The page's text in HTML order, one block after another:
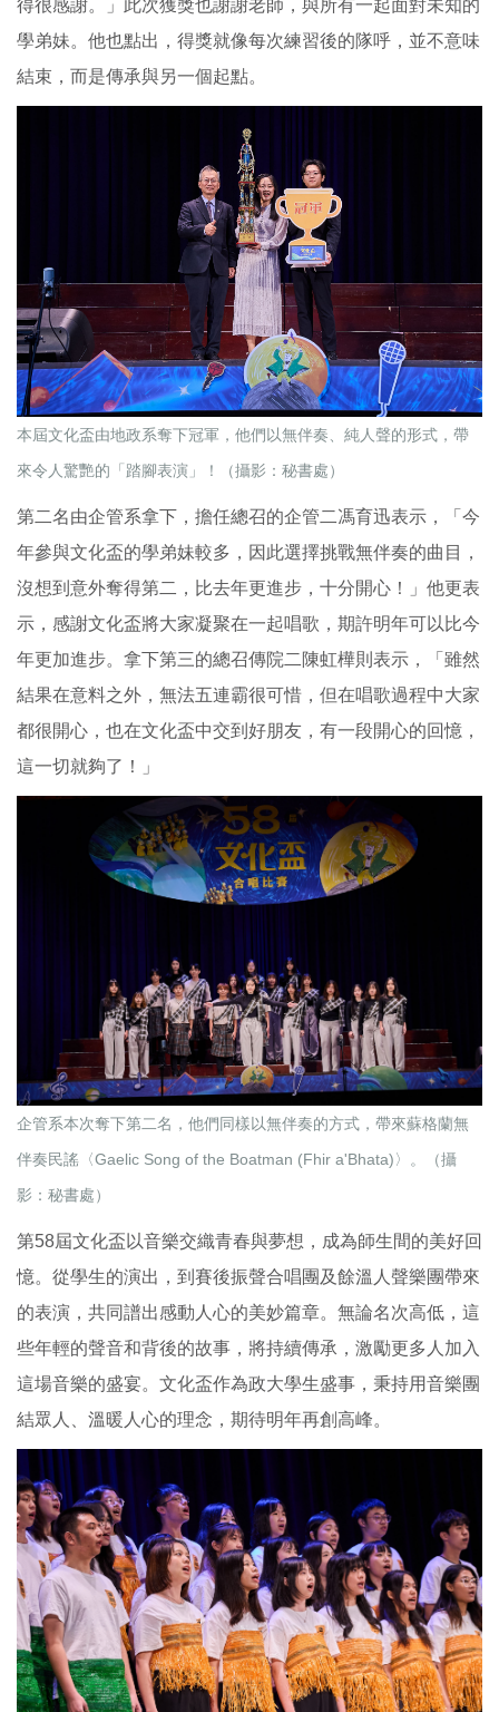
得很感謝。」此次獲獎也謝謝老師，與所有一起面對未知的
學弟妹。他也點出，得獎就像每次練習後的隊呼，並不意味
結束，而是傳承與另一個起點。
本屆文化盃由地政系奪下冠軍，他們以無伴奏、純人聲的形式，帶
來令人驚艷的「踏腳表演」！（攝影：秘書處）
第二名由企管系拿下，擔任總召的企管二馮育迅表示，「今
年參與文化盃的學弟妹較多，因此選擇挑戰無伴奏的曲目，
沒想到意外奪得第二，比去年更進步，十分開心！」他更表
示，感謝文化盃將大家凝聚在一起唱歌，期許明年可以比今
年更加進步。拿下第三的總召傳院二陳虹樺則表示，「雖然
結果在意料之外，無法五連霸很可惜，但在唱歌過程中大家
都很開心，也在文化盃中交到好朋友，有一段開心的回憶，
這一切就夠了！」
企管系本次奪下第二名，他們同樣以無伴奏的方式，帶來蘇格蘭無
伴奏民謠〈Gaelic Song of the Boatman (Fhir a'Bhata)〉。（攝
影：秘書處）
第58屆文化盃以音樂交織青春與夢想，成為師生間的美好回
憶。從學生的演出，到賽後振聲合唱團及餘溫人聲樂團帶來
的表演，共同譜出感動人心的美妙篇章。無論名次高低，這
些年輕的聲音和背後的故事，將持續傳承，激勵更多人加入
這場音樂的盛宴。文化盃作為政大學生盛事，秉持用音樂團
結眾人、溫暖人心的理念，期待明年再創高峰。